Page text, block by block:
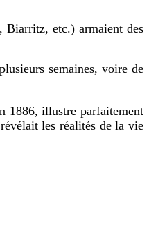
Biarritz, etc.) armaient des
semaines, voire de
1886, illustre parfaitement
les réalités de la vie